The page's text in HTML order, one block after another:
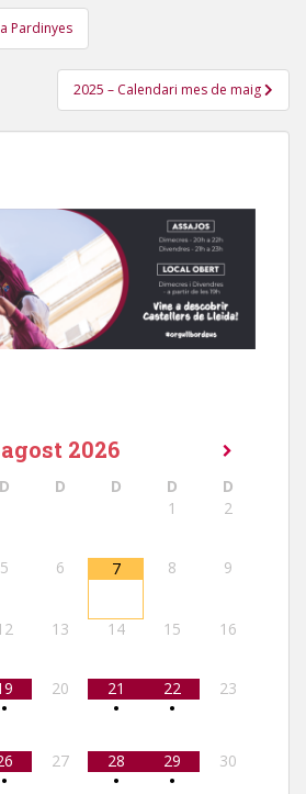
Pardinyes
2025 – Calendari mes de maig
agost 2026
D D D D
D
1
2
5 6 7 8 9
13 14 15 16
•
20
21
•
22
•
23
•
27
28
•
29
•
30